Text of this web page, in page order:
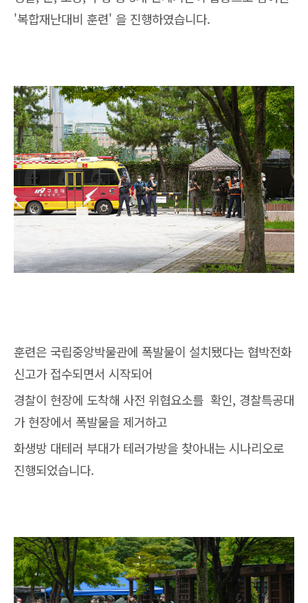
'복합재난대비 훈련' 을 진행하였습니다.
훈련은 국립중앙박물관에 폭발물이 설치됐다는 협박전화
신고가 접수되면서 시작되어
경찰이 현장에 도착해 사전 위협요소를 확인, 경찰특공대
가 현장에서 폭발물을 제거하고
화생방 대테러 부대가 테러가방을 찾아내는 시나리오로
진행되었습니다.